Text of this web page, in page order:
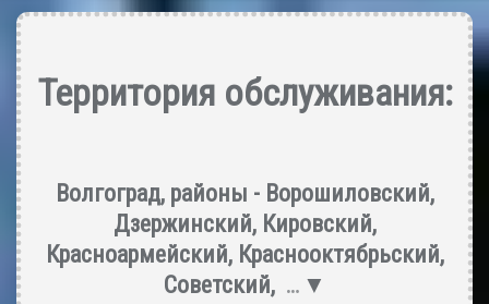
Территория обслуживания:
Волгоград, районы - Ворошиловский,
Дзержинский, Кировский,
Красноармейский, Краснооктябрьский,
Советский,